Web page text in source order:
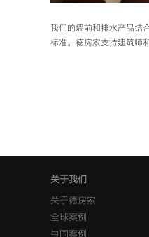
我们的墙前和排水产品结
标准。德房家支持建筑师
关于我们
关于德房家
全球案例
中国案例